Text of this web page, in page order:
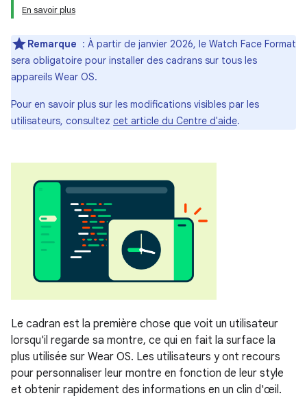
En savoir plus
Remarque : À partir de janvier 2026, le Watch Face Format
sera obligatoire pour installer des cadrans sur tous les
appareils Wear OS.
Pour en savoir plus sur les modifications visibles par les
utilisateurs, consultez cet article du Centre d'aide.
Le cadran est la première chose que voit un utilisateur
lorsqu'il regarde sa montre, ce qui en fait la surface la
plus utilisée sur Wear OS. Les utilisateurs y ont recours
pour personnaliser leur montre en fonction de leur style
et obtenir rapidement des informations en un clin d'œil.